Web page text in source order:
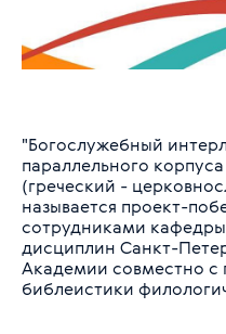
"Богослужебный
параллельного
(греческий -
называется проект-
сотрудниками
дисциплин Санкт-
Академии совместно с
библеистики